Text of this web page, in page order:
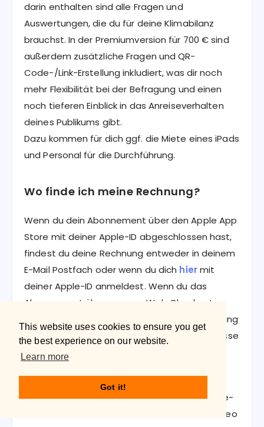
This website uses cookies to ensure you get
the best experience on our website.
Learn more
Got it!
darin enthalten sind alle Fragen und
Auswertungen, die du für deine Klimabilanz
brauchst. In der Premiumversion für 700 € sind
außerdem zusätzliche Fragen und QR-
Code-/Link-Erstellung inkludiert, was dir noch
mehr Flexibilität bei der Befragung und einen
noch tieferen Einblick in das Anreiseverhalten
deines Publikums gibt.
Dazu kommen für dich ggf. die Miete eines iPads
und Personal für die Durchführung.
Wo finde ich meine Rechnung?
Wenn du dein Abonnement über den Apple App
Store mit deiner Apple-ID abgeschlossen hast,
findest du deine Rechnung entweder in deinem
E-Mail Postfach oder wenn du dich hiermit
deiner Apple-ID anmeldest. Wenn du das
Abonnement über unseren Web Checkout
abgeschlossen hast, findest du deine Rechnung
hier
, nachdem du dich mit deiner E-Mail Adresse
eingeloggt hast und auf "Abo ändern oder
Du benötigst mehr Kontext zum Thema Apple-
findest du ein Video